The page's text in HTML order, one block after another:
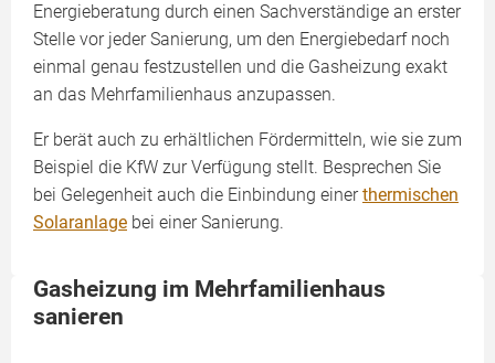
Energieberatung durch einen Sachverständige an erster
Stelle vor jeder Sanierung, um den Energiebedarf noch
einmal genau festzustellen und die Gasheizung exakt
an das Mehrfamilienhaus anzupassen.
Er berät auch zu erhältlichen Fördermitteln, wie sie zum
Beispiel die KfW zur Verfügung stellt. Besprechen Sie
bei Gelegenheit auch die Einbindung einerthermischen
Solaranlage bei einer Sanierung.
Gasheizung im Mehrfamilienhaus
sanieren